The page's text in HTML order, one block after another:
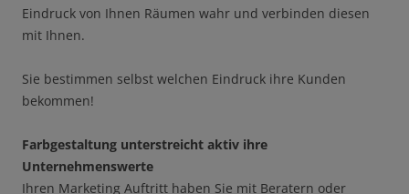
Eindruck von Ihnen Räumen wahr und verbinden diesen
mit Ihnen.
Sie bestimmen selbst welchen Eindruck ihre Kunden
bekommen!
Farbgestaltung unterstreicht aktiv ihre
Unternehmenswerte
Ihren Marketing Auftritt haben Sie mit Beratern oder